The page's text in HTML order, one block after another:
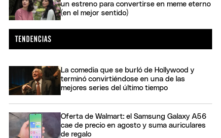
un estreno para convertirse en meme eterno
(en el mejor sentido)
La comedia que se burló de Hollywood y
terminó convirtiéndose en una de las
mejores series del último tiempo
Oferta de Walmart: el Samsung Galaxy A56
cae de precio en agosto y suma auriculares
de regalo